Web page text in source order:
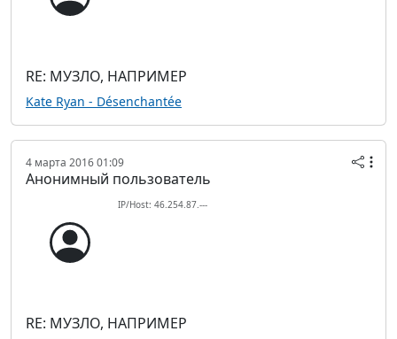
RE: МУЗЛО, НАПРИМЕР
Kate Ryan - Désenchantée
4 марта 2016 01:09
Анонимный пользователь
IP/Host: 46.254.87.---
RE: МУЗЛО, НАПРИМЕР